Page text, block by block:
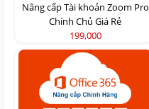
Nâng cấp Tài khoản Zoom Pro
Chính Chủ Giá Rẻ
199,000